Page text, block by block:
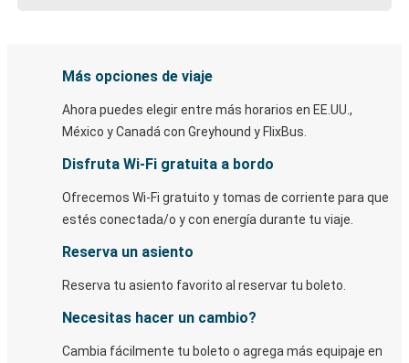
Más opciones de viaje
Ahora puedes elegir entre más horarios en EE.UU.,
México y Canadá con Greyhound y FlixBus.
Disfruta Wi-Fi gratuita a bordo
Ofrecemos Wi-Fi gratuito y tomas de corriente para que
estés conectada/o y con energía durante tu viaje.
Reserva un asiento
Reserva tu asiento favorito al reservar tu boleto.
Necesitas hacer un cambio?
Cambia fácilmente tu boleto o agrega más equipaje en